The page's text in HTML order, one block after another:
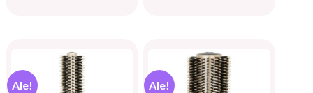
Ale! Ale!